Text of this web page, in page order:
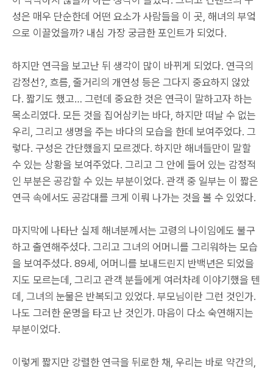
성은 매우 단순한데 어떤 요소가 사람들을 이 곳, 해녀의 부엌
으로 이끌었을까? 내심 가장 궁금한 포인트가 되었다.
하지만 연극을 보고난 뒤 생각이 많이 바뀌게 되었다. 연극의
감정선?, 흐름, 줄거리의 개연성 등은 그다지 중요하지 않았
다. 짧기도 했고… 그런데 중요한 것은 연극이 말하고자 하는
목소리였다. 모든 것을 집어삼키는 바다, 하지만 떠날 수 없는
우리, 그리고 생명을 주는 바다의 모습을 한데 보여주었다. 그
렇다. 구성은 간단했을지 모르겠다. 하지만 해녀들만이 말할
수 있는 상황을 보여주었다. 그리고 그 안에 들어 있는 감정적
인 부분은 공감할 수 있는 부분이었다. 관객 중 일부는 이 짧은
연극 속에서도 공감대를 크게 이뤄 나가는 것을 볼 수 있었다.
마지막에 나타난 실제 해녀분께서는 고령의 나이임에도 불구
하고 출연해주셨다. 그리고 그녀의 어머니를 그리워하는 모습
을 보여주셨다. 89세, 어머니를 보내드린지 반백년은 되었을
지도 모르는데, 그리고 관객 분들에게 여러차례 이야기했을 텐
데, 그녀의 눈물은 반복되고 있었다. 부모님이란 그런 것인가.
나도 그러한 운명을 타고 난 것인가. 마음이 다소 숙연해지는
부분이었다.
이렇게 짧지만 강렬한 연극을 뒤로한 채, 우리는 바로 약간의,